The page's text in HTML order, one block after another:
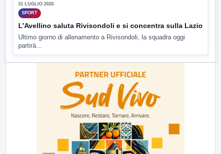
31 LUGLIO 2026
SPORT
L’Avellino saluta Rivisondoli e si concentra sulla Lazio
Ultimo giorno di allenamento a Rivisondoli, la squadra oggi
partirà...